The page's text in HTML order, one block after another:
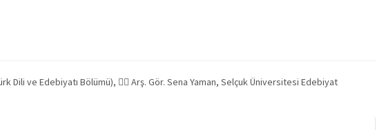
Dili ve Edebiyatı Bölümü),  Arş. Gör. Sena Yaman, Selçuk Üniversitesi Edebiyat